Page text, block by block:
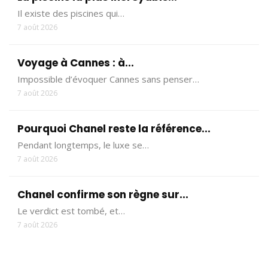
Il existe des piscines qui…
7 août 2026
Voyage à Cannes : à...
Impossible d’évoquer Cannes sans penser…
7 août 2026
Pourquoi Chanel reste la référence...
Pendant longtemps, le luxe se…
7 août 2026
Chanel confirme son règne sur...
Le verdict est tombé, et…
7 août 2026